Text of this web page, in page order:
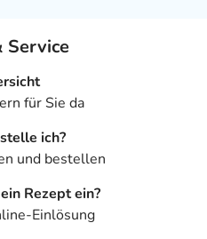
Service
für Sie da
ich?
und bestellen
Rezept ein?
Einlösung